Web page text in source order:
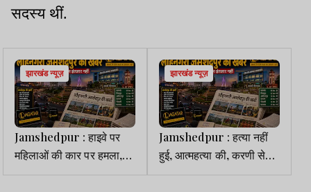
सदस्य थीं.
झारखंड न्यूज़
Jamshedpur : हाइवे पर
महिलाओं की कार पर हमला,
चालक से मारपीट व पुलिस पर
झारखंड न्यूज़
Jamshedpur : हत्या नहीं
हुई, आत्महत्या की, करणी सेना
के नेता विनय सिंह मौत केस में